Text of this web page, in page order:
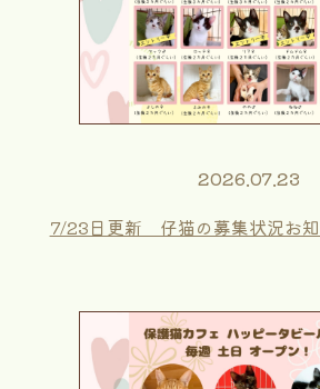
2026.07.23
7/23日更新 仔猫の募集状況お